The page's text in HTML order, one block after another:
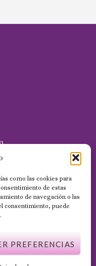
como las cookies para
de estas
de navegación o las
consentimiento, puede
PREFERENCIAS
53, (35014)
España